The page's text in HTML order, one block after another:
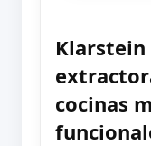
Klarstein
cocinas